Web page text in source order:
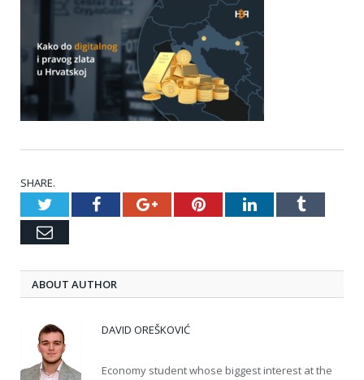
SHARE.
TwitterFacebookGoogle+PinterestLinkedInTumblr
Email
ABOUT AUTHOR
DAVID OREŠKOVIĆ
Economy student whose biggest interest at the